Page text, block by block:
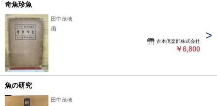
奇魚珍魚
田中茂穂
函
古本倶楽部株式会社
￥6,800
魚の研究
田中茂穂